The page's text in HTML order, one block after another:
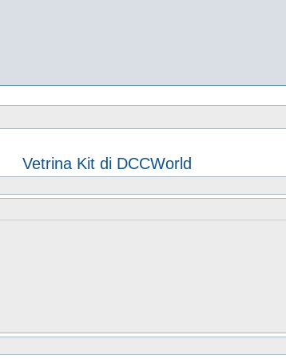
Vetrina Kit di DCCWorld